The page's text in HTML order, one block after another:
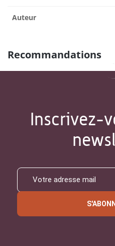
Auteur
Recommandations
Inscrivez-